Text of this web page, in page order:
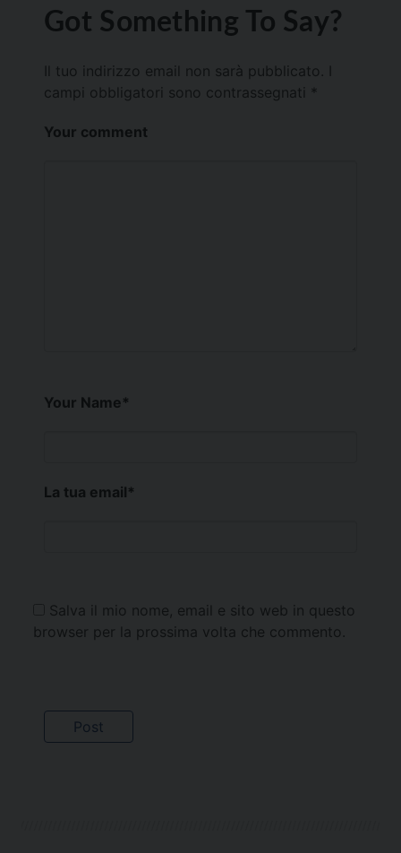
Got Something To Say?
Il tuo indirizzo email non sarà pubblicato.
campi obbligatori sono contrassegnati *
Your comment
Your Name*
La tua email*
Salva il mio nome, email e sito web in questo
browser per la prossima volta che commento.